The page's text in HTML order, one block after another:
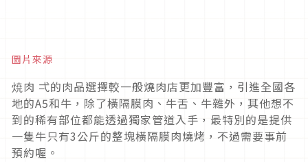
圖片來源
焼肉 弌的肉品選擇較一般燒肉店更加豐富，引進全國各
地的A5和牛，除了橫隔膜肉、牛舌、牛雜外，其他想不
到的稀有部位都能透過獨家管道入手，最特別的是提供
一隻牛只有3公斤的整塊橫隔膜肉燒烤，不過需要事前
預約喔。